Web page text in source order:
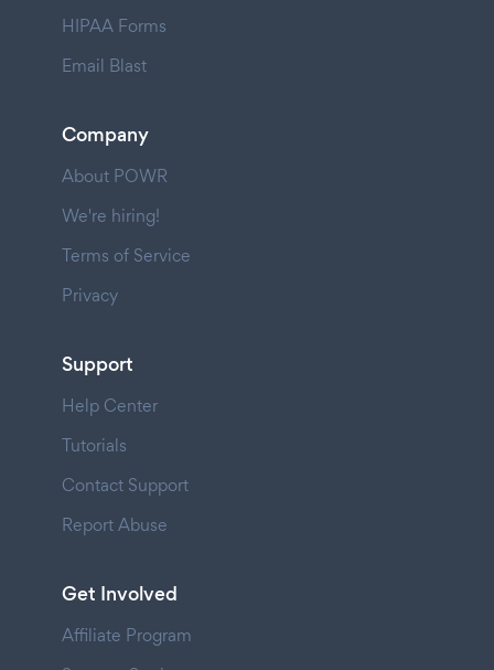
HIPAA Forms
Email Blast
Company
About POWR
We're hiring!
Terms of Service
Privacy
Support
Help Center
Tutorials
Contact Support
Report Abuse
Get Involved
Affiliate Program